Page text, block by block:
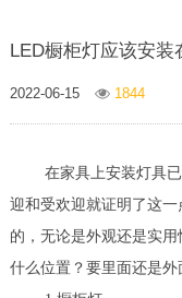
LED橱柜灯应该安装
2022-06-15 1844
在家具上安装灯具
迎和受欢迎就证明了这
的，无论是外观还是实
什么位置？要里面还是外